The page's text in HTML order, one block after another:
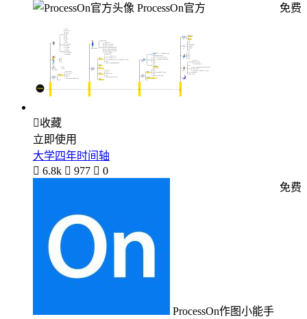
ProcessOn官方
免费
收藏
立即使用
大学四年时间轴
 6.8k  977  0
ProcessOn作图小能手
免费